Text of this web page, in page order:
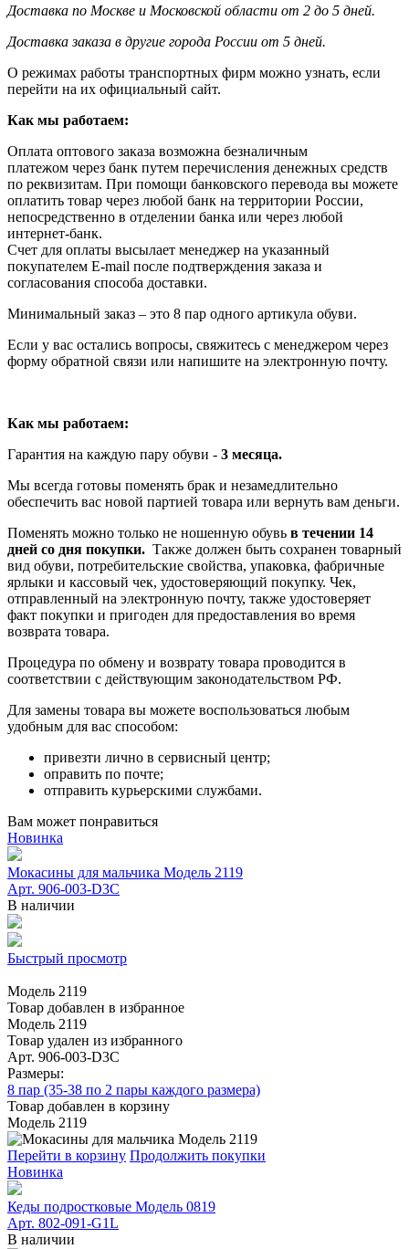
Доставка по Москве и Московской области от 2 до 5 дней.
Доставка заказа в другие города России от 5 дней.
О режимах работы транспортных фирм можно узнать, если
перейти на их официальный сайт.
Как мы работаем:
Оплата оптового заказа возможна безналичным
платежом через банк путем перечисления денежных средств
по реквизитам. При помощи банковского перевода вы можете
оплатить товар через любой банк на территории России,
непосредственно в отделении банка или через любой
интернет-банк.
Счет для оплаты высылает менеджер на указанный
покупателем E-mail после подтверждения заказа и
согласования способа доставки.
Минимальный заказ – это 8 пар одного артикула обуви.
Если у вас остались вопросы, свяжитесь с менеджером через
форму обратной связи или напишите на электронную почту.
Как мы работаем:
Гарантия на каждую пару обуви - 3 месяца.
Мы всегда готовы поменять брак и незамедлительно
обеспечить вас новой партией товара или вернуть вам деньги.
Поменять можно только не ношенную обувь в течении 14
дней со дня покупки. Также должен быть сохранен товарный
вид обуви, потребительские свойства, упаковка, фабричные
ярлыки и кассовый чек, удостоверяющий покупку. Чек,
отправленный на электронную почту, также удостоверяет
факт покупки и пригоден для предоставления во время
возврата товара.
Процедура по обмену и возврату товара проводится в
соответствии с действующим законодательством РФ.
Для замены товара вы можете воспользоваться любым
удобным для вас способом:
привезти лично в сервисный центр;
оправить по почте;
отправить курьерскими службами.
Вам может понравиться
Новинка
Мокасины для мальчика Модель 2119
Арт. 906-003-D3С
В наличии
Быстрый просмотр
Модель 2119
Товар добавлен в избранное
Модель 2119
Товар удален из избранного
Арт. 906-003-D3С
Размеры:
8 пар (35-38 по 2 пары каждого размера)
Товар добавлен в корзину
Модель 2119
Перейти в корзину Продолжить покупки
Новинка
Кеды подростковые Модель 0819
Арт. 802-091-G1L
В наличии